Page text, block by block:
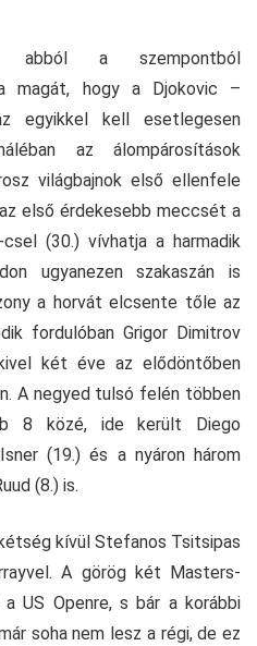
abból a szempontból
magát, hogy a Djokovic –
egyikkel kell esetlegesen
az álompárosítások
világbajnok első ellenfele
első érdekesebb meccsét a
(30.) vívhatja a harmadik
ugyanezen szakaszán is
a horvát elcsente tőle az
fordulóban Grigor Dimitrov
két éve az elődöntőben
A negyed tulsó felén többen
8 közé, ide került Diego
(19.) és a nyáron három
(8.) is.
kívül Stefanos Tsitsipas
A görög két Masters-
US Openre, s bár a korábbi
soha nem lesz a régi, de ez